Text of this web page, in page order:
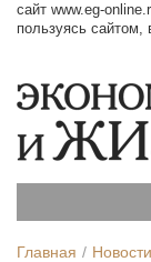
сайт www.eg-
пользуясь сайтом,
Главная Новости